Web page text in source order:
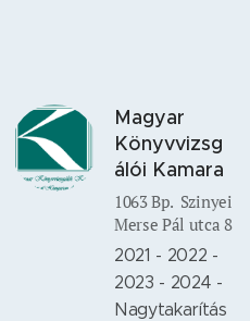
Magyar
Könyvvizsg
álói Kamara
1063 Bp. Szinyei
Merse Pál utca 8
2021 - 2022 -
2023 - 2024 -
Nagytakarítás